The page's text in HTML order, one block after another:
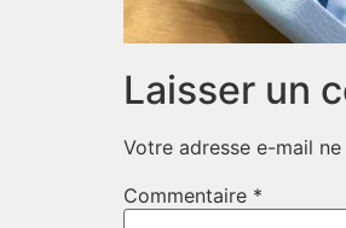
Laisser un
Votre adresse e-mail
Commentaire *